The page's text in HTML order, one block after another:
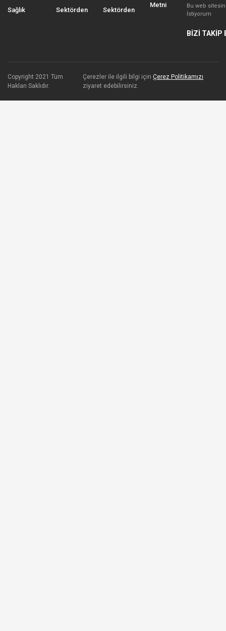
Sağlık
Sektörden
Sektörden
Metni
Bu web
İstiyorum
BİZİ TAKİP
Copyright 2021 Tüm
Hakları Saklıdır.
Çerezler ile ilgili bilgi içinÇerez Politikamızı
ziyaret edebilirsiniz.